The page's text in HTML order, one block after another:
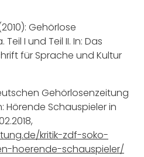
Gehörlose
I und Teil II. In: Das
für Sprache und Kultur
Gehörlosenzeitung
Hörende Schauspieler in
kritik-zdf-soko-
hoerende-schauspieler/